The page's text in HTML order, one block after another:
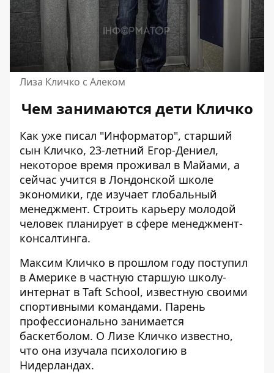
Лиза Кличко с Алеком
Чем занимаются дети Кличко
Как уже писал "Информатор", старший
сын Кличко, 23-летний Егор-Дениел,
некоторое время проживал в Майами, а
сейчас учится в Лондонской школе
экономики, где изучает глобальный
менеджмент. Строить карьеру молодой
человек планирует в сфере менеджмент-
консалтинга.
Максим Кличко в прошлом году поступил
в Америке в частную старшую школу-
интернат в Taft School, известную своими
спортивными командами. Парень
профессионально занимается
баскетболом. О Лизе Кличко известно,
что она изучала психологию в
Нидерландах.